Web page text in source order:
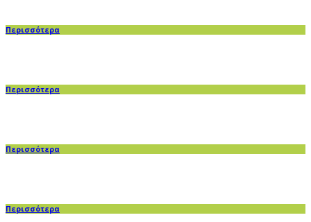
Περισσότερα
Περισσότερα
Περισσότερα
Περισσότερα